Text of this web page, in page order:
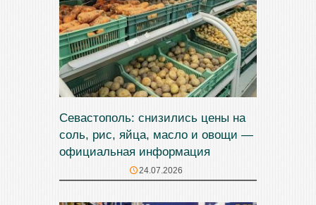
Севастополь: снизились цены на
соль, рис, яйца, масло и овощи —
официальная информация
24.07.2026